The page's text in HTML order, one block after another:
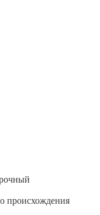
происхождения